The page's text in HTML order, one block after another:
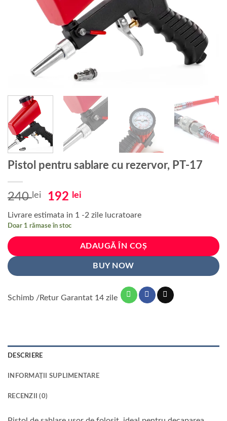
Pistol pentru sablare cu rezervor, PT-17
240 lei
Prețul
a
240 lei.
192 lei
este:
Livrare estimata in 1 -2 zile lucratoare
Doar 1 rămase în stoc
ADAUGĂ ÎN COȘ
BUY NOW
Schimb /Retur Garantat 14 zile
DESCRIERE
INFORMAȚII SUPLIMENTARE
RECENZII (0)